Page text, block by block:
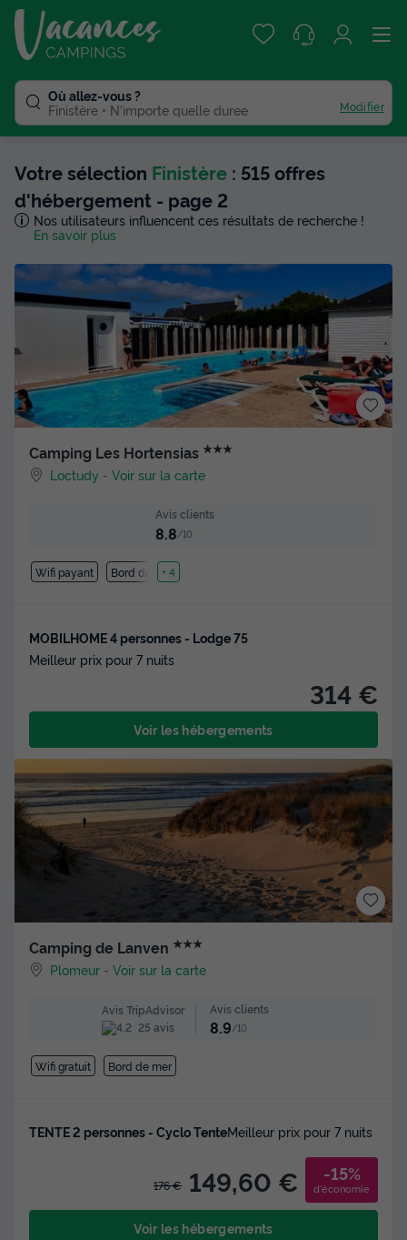
Où allez-vous ?
Finistère
N'importe quelle duree Modifier
Votre sélection Finistère : 515 offres
d'hébergement - page 2
Nos utilisateurs influencent ces résultats de recherche !
En savoir plus
Camping Les Hortensias ★★★
Loctudy -Voir sur la carte
Avis clients
8.8/10
Wifi payant Bord de mer
+ 4
MOBILHOME 4 personnes - Lodge 75
Meilleur prix pour 7 nuits
314 €
Voir les hébergements
Camping de Lanven ★★★
Plomeur -Voir sur la carte
Avis TripAdvisor
25 avis
Avis clients
8.9/10
Wifi gratuit Bord de mer
TENTE 2 personnes - Cyclo TenteMeilleur prix pour 7 nuits
176 € 149,60 € -15%
d'économie
Voir les hébergements